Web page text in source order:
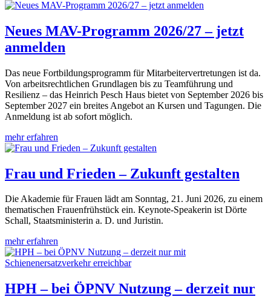
Neues MAV-Programm 2026/27 – jetzt
anmelden
Das neue Fortbildungsprogramm für Mitarbeitervertretungen ist da.
Von arbeitsrechtlichen Grundlagen bis zu Teamführung und
Resilienz – das Heinrich Pesch Haus bietet von September 2026 bis
September 2027 ein breites Angebot an Kursen und Tagungen. Die
Anmeldung ist ab sofort möglich.
mehr erfahren
Frau und Frieden – Zukunft gestalten
Die Akademie für Frauen lädt am Sonntag, 21. Juni 2026, zu einem
thematischen Frauenfrühstück ein. Keynote-Speakerin ist Dörte
Schall, Staatsministerin a. D. und Juristin.
mehr erfahren
HPH – bei ÖPNV Nutzung – derzeit nur